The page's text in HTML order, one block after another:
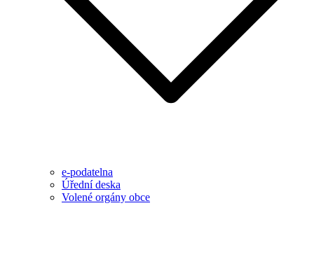
e-podatelna
Úřední deska
Volené orgány obce